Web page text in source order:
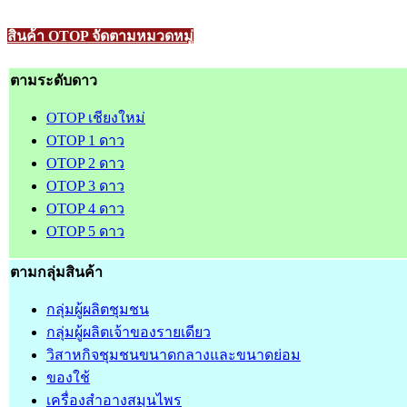
สินค้า OTOP จัดตามหมวดหมู่
ตามระดับดาว
OTOP เชียงใหม่
OTOP 1 ดาว
OTOP 2 ดาว
OTOP 3 ดาว
OTOP 4 ดาว
OTOP 5 ดาว
ตามกลุ่มสินค้า
กลุ่มผู้ผลิตชุมชน
กลุ่มผู้ผลิตเจ้าของรายเดียว
วิสาหกิจชุมชนขนาดกลางและขนาดย่อม
ของใช้
เครื่องสำอางสมุนไพร